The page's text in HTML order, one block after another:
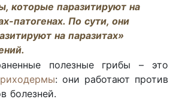
которые паразитируют на
патогенах. По сути, они
на паразитах»
полезные грибы – это
: они работают против
болезней.